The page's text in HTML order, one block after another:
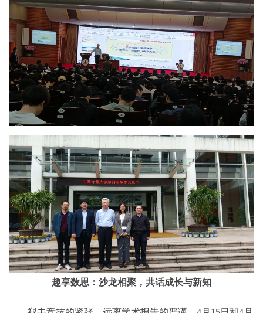
趣享数思：沙龙相聚，共话成长与新知